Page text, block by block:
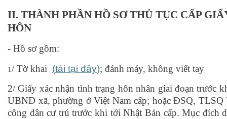
II.THÀNH PHẦN HỒ SƠ THỦ TỤC CẤP
HÔN
- Hồ sơ gồm:
1/ Tờ khai (tải tại đây); đánh máy, không viết tay
2/ Giấy xác nhận tình trạng hôn nhân giai đoạn trước
UBND xã, phường ở Việt Nam cấp; hoặc ĐSQ,
công dân cư trú trước khi tới Nhật Bản cấp. Mục